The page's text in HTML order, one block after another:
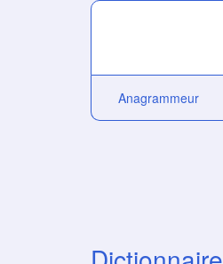
Anagrammeur